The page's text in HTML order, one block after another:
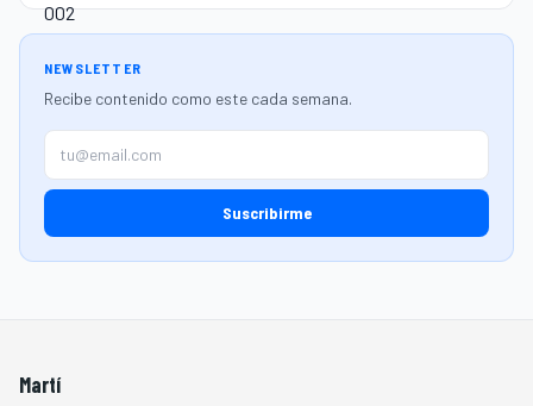
NEWSLETTER
Recibe contenido como este cada semana.
Suscribirme
Martí